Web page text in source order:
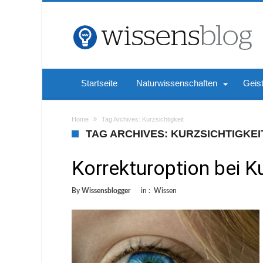
Startseite Naturwissenschaften
Home Tag Archives: Kurzsichtigkeit
TAG ARCHIVES:
Korrekturoption bei
By Wissensblogger in : Wissen